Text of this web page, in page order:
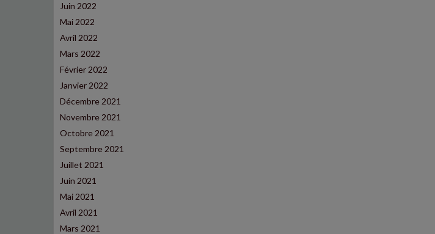
Juin 2022
Mai 2022
Avril 2022
Mars 2022
Février 2022
Janvier 2022
Décembre 2021
Novembre 2021
Octobre 2021
Septembre 2021
Juillet 2021
Juin 2021
Mai 2021
Avril 2021
Mars 2021